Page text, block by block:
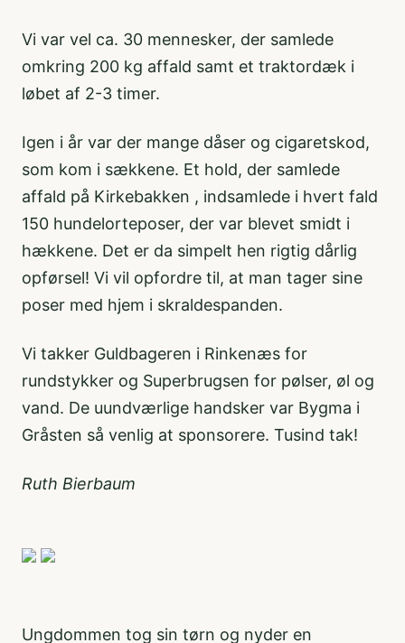
Vi var vel ca. 30 mennesker, der samlede
omkring 200 kg affald samt et traktordæk i
løbet af 2-3 timer.
Igen i år var der mange dåser og cigaretskod,
som kom i sækkene. Et hold, der samlede
affald på Kirkebakken , indsamlede i hvert fald
150 hundelorteposer, der var blevet smidt i
hækkene. Det er da simpelt hen rigtig dårlig
opførsel! Vi vil opfordre til, at man tager sine
poser med hjem i skraldespanden.
Vi takker Guldbageren i Rinkenæs for
rundstykker og Superbrugsen for pølser, øl og
vand. De uundværlige handsker var Bygma i
Gråsten så venlig at sponsorere. Tusind tak!
Ruth Bierbaum
Ungdommen tog sin tørn og nyder en